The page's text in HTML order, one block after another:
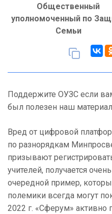
Общественный
уполномоченный по
Семьи
Поддержите ОУЗС если
был полезен наш материал
Вред от цифровой
по разнорядкам
призывают
учителей, получается
очередной пример,
полемики всегда могут
2022 г. «Сферум» активно